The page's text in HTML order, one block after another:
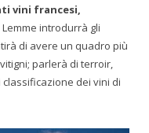
vini francesi,
Lemme introdurrà gli
di avere un quadro più
parlerà di terroir,
dei vini di